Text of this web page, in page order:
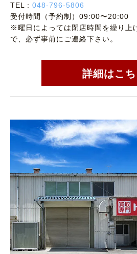
TEL : 048-796-5806
受付時間（予約制）09:00〜20:00
※曜日によっては閉店時間を繰り上
で、必ず事前にご連絡下さい。
詳細はこち